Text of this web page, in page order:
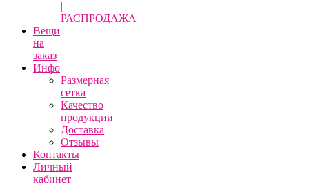
|
РАСПРОДАЖА
Вещи
на
заказ
Инфо
Размерная
сетка
Качество
продукции
Доставка
Отзывы
Контакты
Личный
кабинет